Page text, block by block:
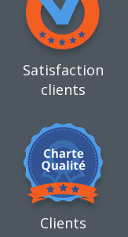
Satisfaction
clients
Clients